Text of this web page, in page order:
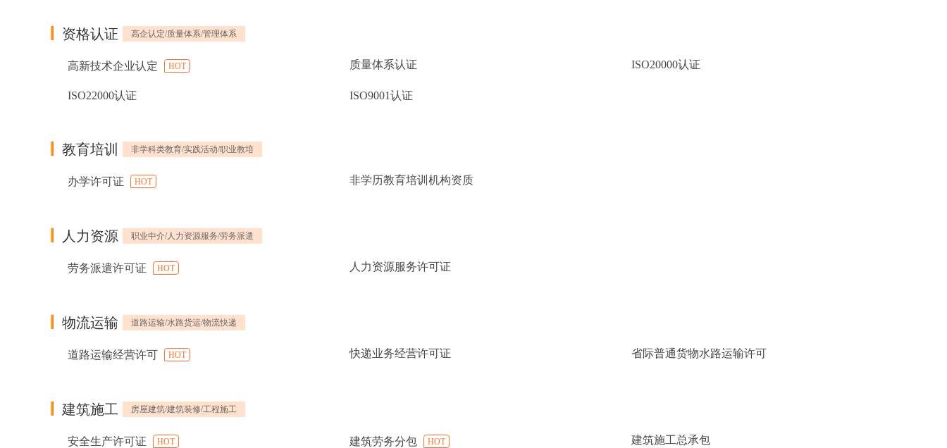
资格认证 高企认定/质量体系/管理体系
高新技术企业认定 HOT 质量体系认证 ISO20000认证
ISO22000认证 ISO9001认证
教育培训 非学科类教育/实践活动/职业教培
办学许可证 HOT 非学历教育培训机构资质
人力资源 职业中介/人力资源服务/劳务派遣
劳务派遣许可证 HOT 人力资源服务许可证
物流运输 道路运输/水路货运/物流快递
道路运输经营许可 HOT 快递业务经营许可证 省际普通货物水路运输许可
建筑施工 房屋建筑/建筑装修/工程施工
安全生产许可证 HOT 建筑劳务分包 HOT 建筑施工总承包